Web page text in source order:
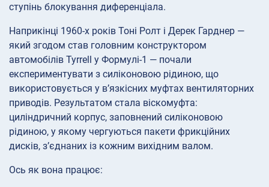
ступінь блокування диференціала.
Наприкінці 1960-х років Тоні Ролт і Дерек Гарднер —
який згодом став головним конструктором
автомобілів Tyrrell у Формулі-1 — почали
експериментувати з силіконовою рідиною, що
використовується у в’язкісних муфтах вентиляторних
приводів. Результатом стала віскомуфта:
циліндричний корпус, заповнений силіконовою
рідиною, у якому чергуються пакети фрикційних
дисків, з’єднаних із кожним вихідним валом.
Ось як вона працює: